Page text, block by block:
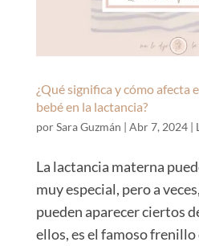
¿Qué significa y cómo afecta
bebé en la lactancia?
porSara Guzmán | Abr 7, 2024|
La lactancia materna
muy especial, pero a
pueden aparecer ciertos
ellos, es el famoso